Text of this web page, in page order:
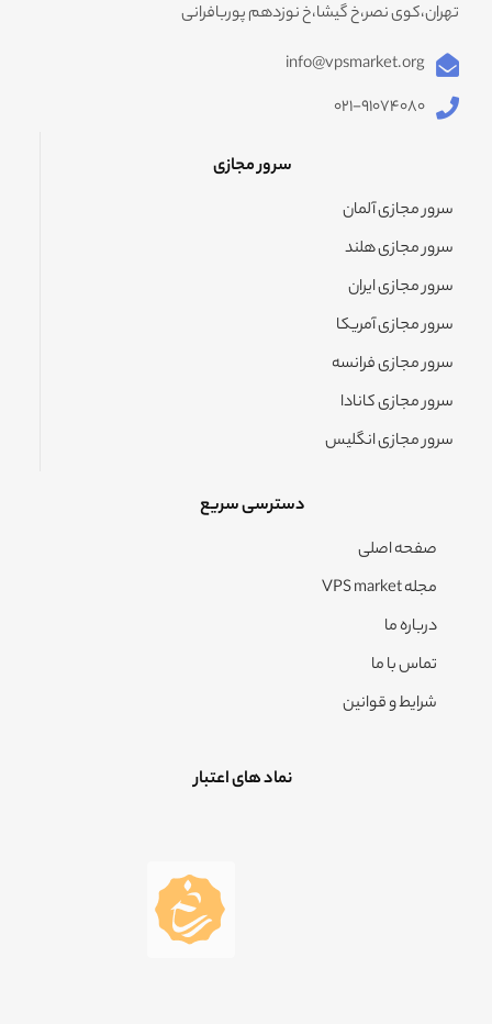
تهران،کوی نصر،خ گیشا،خ نوزدهم پوربافرانی
info@vpsmarket.org
۰۲۱-۹۱۰۷۴۰۸۰
سرور مجازی
سرور مجازی آلمان
سرور مجازی هلند
سرور مجازی ایران
سرور مجازی آمریکا
سرور مجازی فرانسه
سرور مجازی کانادا
سرور مجازی انگلیس
دسترسی سریع
صفحه اصلی
مجله VPS market
درباره ما
تماس با ما
شرایط و قوانین
نماد های اعتبار